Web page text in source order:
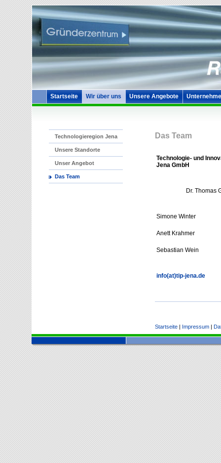
Startseite Wir über uns Unsere Angebote
Technologieregion Jena
Unsere Standorte
Unser Angebot
Das Team
Das Team
Technologie- und
Jena GmbH
Dr. Thomas
Simone Winter
Anett Krahmer
Sebastian Wein
info(at)tip-jena.de
Startseite| Impressum|